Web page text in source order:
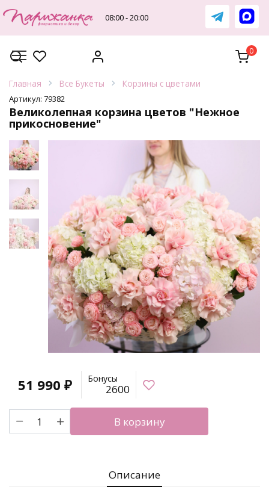
к
содержанию
08:00 - 20:00
0
Главная Все Букеты Корзины с цветами
Артикул: 79382
Великолепная корзина цветов "Нежное
прикосновение"
51 990 ₽ Бонусы
2600
Количество
товара
Великолепная
В корзину
Описание